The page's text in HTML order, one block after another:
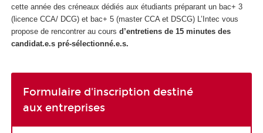
cette année des créneaux dédiés aux étudiants préparant un bac+ 3
(licence CCA/ DCG) et bac+ 5 (master CCA et DSCG) L’Intec vous
propose de rencontrer au cours d’entretiens de 15 minutes des
candidat.e.s pré-sélectionné.e.s.
Formulaire d'inscription destiné
aux entreprises